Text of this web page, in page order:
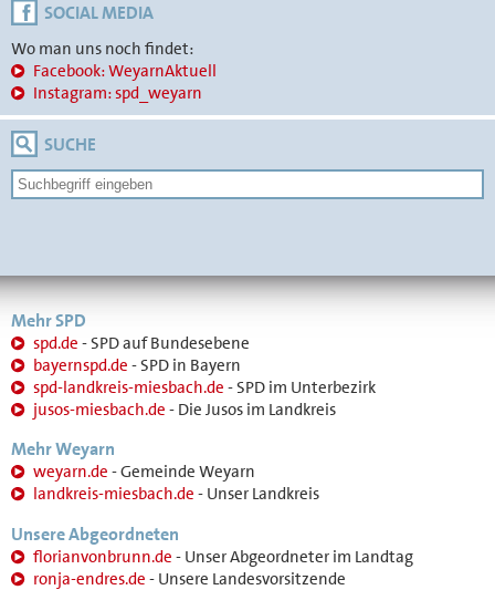
SOCIAL MEDIA
Wo man uns noch findet:
Facebook: WeyarnAktuell
Instagram: spd_weyarn
SUCHE
Mehr SPD
spd.de - SPD auf Bundesebene
bayernspd.de - SPD in Bayern
spd-landkreis-miesbach.de - SPD im Unterbezirk
jusos-miesbach.de - Die Jusos im Landkreis
Mehr Weyarn
weyarn.de - Gemeinde Weyarn
landkreis-miesbach.de - Unser Landkreis
Unsere Abgeordneten
florianvonbrunn.de - Unser Abgeordneter im Landtag
ronja-endres.de - Unsere Landesvorsitzende